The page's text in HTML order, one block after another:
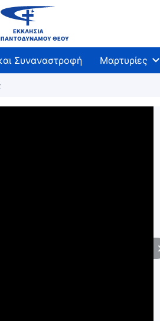
Συναναστροφή Μαρτυρίες